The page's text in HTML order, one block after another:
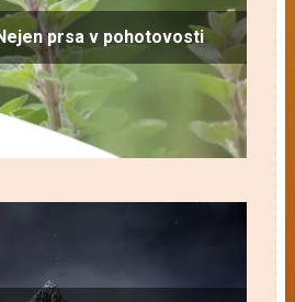
prsa v pohotovosti